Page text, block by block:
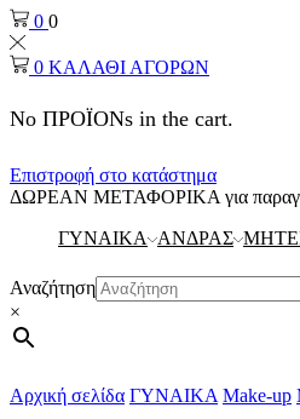
0 0
0 ΚΑΛΑΘΙ ΑΓΟΡΩΝ
No ΠΡΟΪΟΝs in the cart.
Επιστροφή στο κατάστημα
ΔΩΡΕΑΝ ΜΕΤΑΦΟΡΙΚΑ για
ΓΥΝΑΙΚΑ
ΑΝΔΡΑΣ
Αναζήτηση
×
Αρχική σελίδα ΓΥΝΑΙΚΑ Make-up